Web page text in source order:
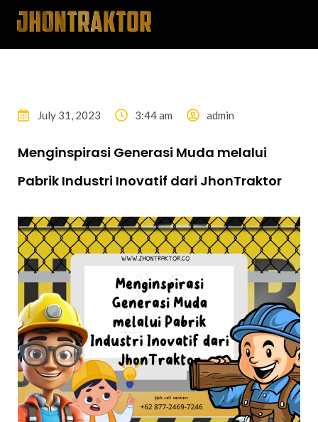
July 31, 2023 3:44 am admin
Menginspirasi Generasi Muda melalui
Pabrik Industri Inovatif dari JhonTraktor